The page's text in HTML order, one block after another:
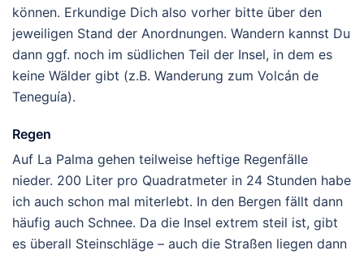
können. Erkundige Dich also vorher bitte über den
jeweiligen Stand der Anordnungen. Wandern kannst Du
dann ggf. noch im südlichen Teil der Insel, in dem es
keine Wälder gibt (z.B. Wanderung zum Volcán de
Teneguía).
Regen
Auf La Palma gehen teilweise heftige Regenfälle
nieder. 200 Liter pro Quadratmeter in 24 Stunden habe
ich auch schon mal miterlebt. In den Bergen fällt dann
häufig auch Schnee. Da die Insel extrem steil ist, gibt
es überall Steinschläge – auch die Straßen liegen dann